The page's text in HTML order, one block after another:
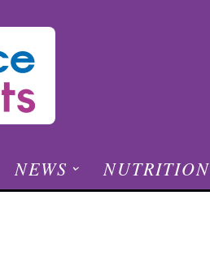
NEWS NUTRITION